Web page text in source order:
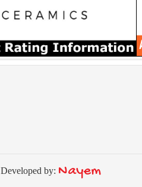
Developed by: Nayem